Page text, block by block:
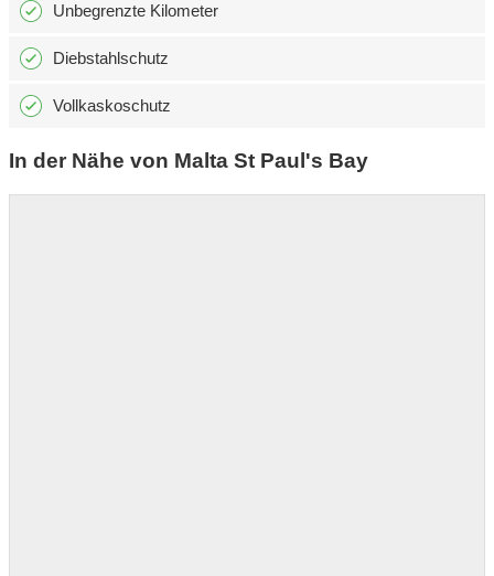
Unbegrenzte Kilometer
Diebstahlschutz
Vollkaskoschutz
In der Nähe von Malta St Paul's Bay